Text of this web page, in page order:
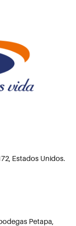
Estados Unidos.
Petapa,